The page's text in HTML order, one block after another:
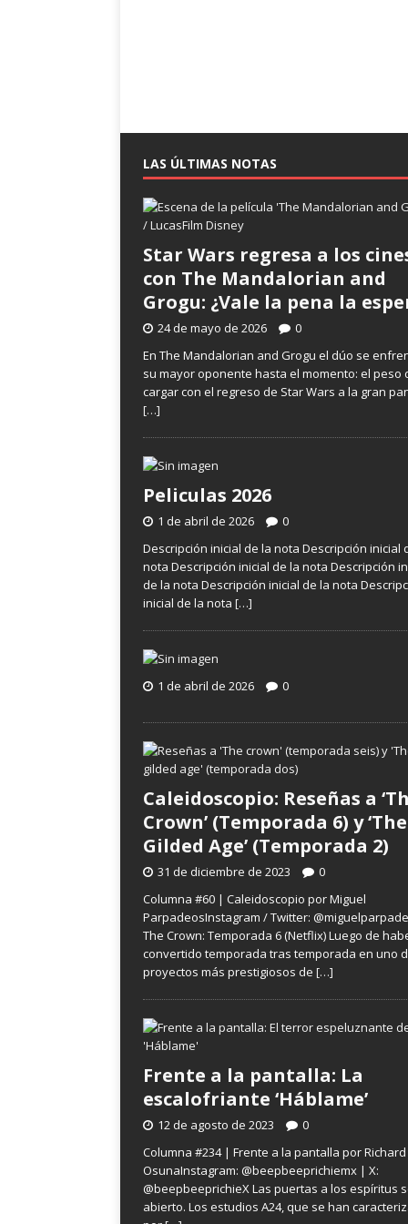
LAS ÚLTIMAS NOTAS
Star Wars regresa a los
con The Mandalorian and
Grogu: ¿Vale la pena la
24 de mayo de 2026
0
En The Mandalorian and Grogu el dúo se
su mayor oponente hasta el momento: el peso
cargar con el regreso de Star Wars a la gran
[…]
Peliculas 2026
1 de abril de 2026
0
Descripción inicial de la nota Descripción inicial
nota Descripción inicial de la nota Descripción
de la nota Descripción inicial de la nota
inicial de la nota […]
1 de abril de 2026 0
Caleidoscopio: Reseñas a
Crown’ (Temporada 6) y ‘The
Gilded Age’ (Temporada 2)
31 de diciembre de 2023
0
Columna #60 | Caleidoscopio por Miguel
ParpadeosInstagram / Twitter:
The Crown: Temporada 6 (Netflix) Luego de
convertido temporada tras temporada en uno
proyectos más prestigiosos de […]
Frente a la pantalla: La
escalofriante ‘Háblame’
12 de agosto de 2023
0
Columna #234 | Frente a la pantalla por Richard
OsunaInstagram: @beepbeeprichiemx | X:
@beepbeeprichieX Las puertas a los espíritus
abierto. Los estudios A24, que se han